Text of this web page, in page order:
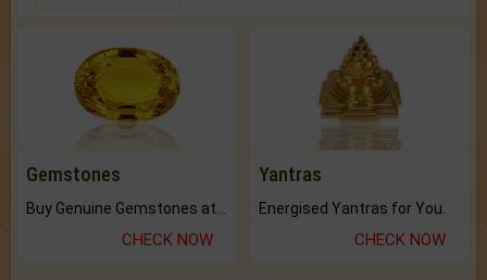
Gemstones
CHECK NOW
Yantras
Energised Yantras for You.
CHECK NOW